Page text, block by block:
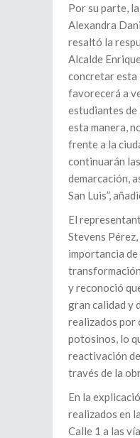
Por su parte,
Alexandra
resaltó la
Alcalde
concretar esta
favorecerá a
estudiantes de
esta manera,
frente a la
continuarán
demarcación,
San Luis”,
El
Stevens
importancia
y reconoció
gran calidad y
realizados por
potosinos, lo
reactivación
través de la
En la
realizados en
Calle 1 a las